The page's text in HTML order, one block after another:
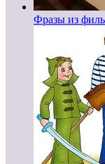
Фразы из